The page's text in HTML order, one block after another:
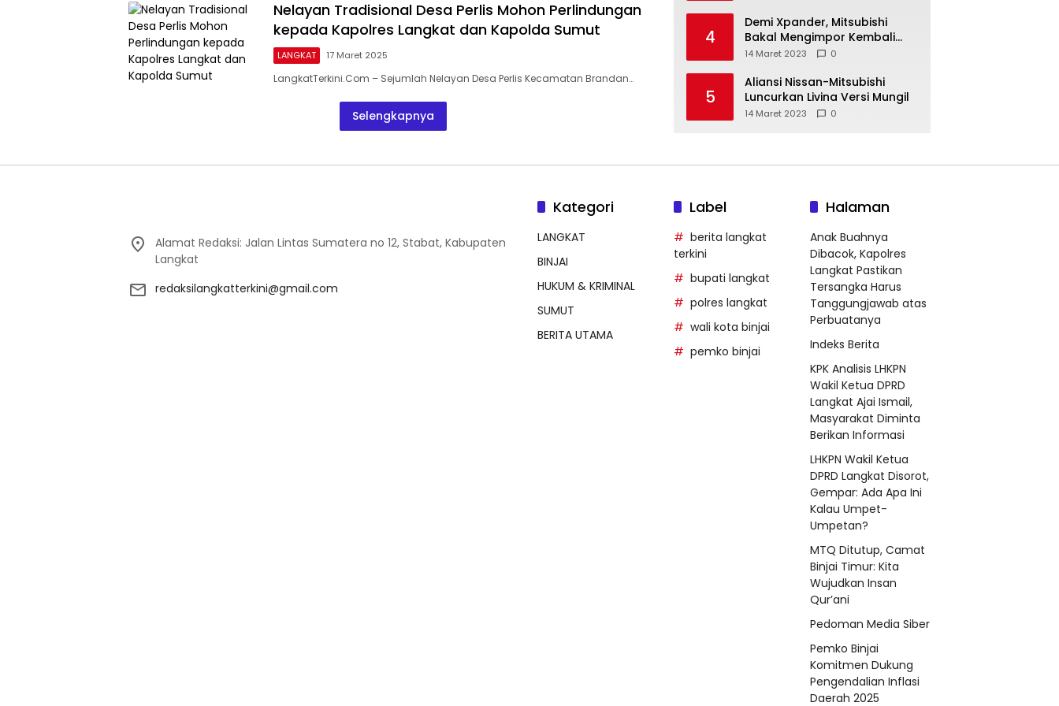
Nelayan Tradisional Desa Perlis Mohon Perlindungan
kepada Kapolres Langkat dan Kapolda Sumut
LANGKAT 17 Maret 2025
LangkatTerkini.Com – Sejumlah Nelayan Desa Perlis Kecamatan Brandan…
Selengkapnya
4
Demi Xpander, Mitsubishi
Bakal Mengimpor Kembali
Pajero Sport
14 Maret 2023 0
5
Aliansi Nissan-Mitsubishi
Luncurkan Livina Versi Mungil
14 Maret 2023 0
Alamat Redaksi: Jalan Lintas Sumatera no 12, Stabat, Kabupaten
Langkat
redaksilangkatterkini@gmail.com
Kategori
LANGKAT
BINJAI
HUKUM & KRIMINAL
SUMUT
BERITA UTAMA
Label
berita langkat
terkini
bupati langkat
polres langkat
wali kota binjai
pemko binjai
Halaman
Anak Buahnya
Dibacok, Kapolres
Langkat Pastikan
Tersangka Harus
Tanggungjawab atas
Perbuatanya
Indeks Berita
KPK Analisis LHKPN
Wakil Ketua DPRD
Langkat Ajai Ismail,
Masyarakat Diminta
Berikan Informasi
LHKPN Wakil Ketua
DPRD Langkat Disorot,
Gempar: Ada Apa Ini
Kalau Umpet-
Umpetan?
MTQ Ditutup, Camat
Binjai Timur: Kita
Wujudkan Insan
Qur’ani
Pedoman Media Siber
Pemko Binjai
Komitmen Dukung
Pengendalian Inflasi
Daerah 2025